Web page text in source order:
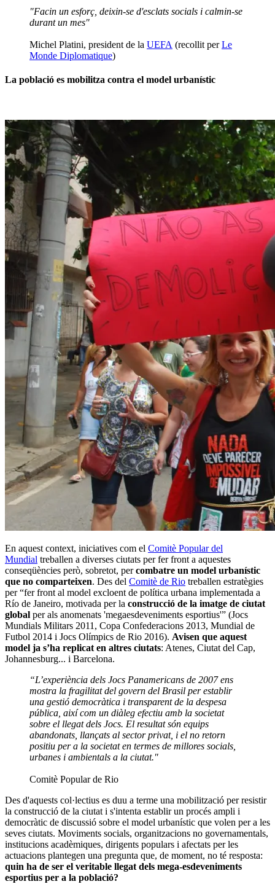
"Facin un esforç, deixin-se d'esclats socials i calmin-se
durant un mes"
Michel Platini, president de la UEFA (recollit perLe
Monde Diplomatique)
La població es mobilitza contra el model urbanístic
En aquest context, iniciatives com el Comitè Popular del
Mundial treballen a diverses ciutats per fer front a aquestes
conseqüències però, sobretot, percombatre un model urbanístic
que no comparteixen. Des del Comitè de Rio treballen estratègies
per “fer front al model excloent de política urbana implementada a
Río de Janeiro, motivada per la construcció de la imatge de ciutat
global per als anomenats 'megaesdeveniments esportius'” (Jocs
Mundials Militars 2011, Copa Confederacions 2013, Mundial de
Futbol 2014 i Jocs Olímpics de Rio 2016). Avisen que aquest
model ja s’ha replicat en altres ciutats: Atenes, Ciutat del Cap,
Johannesburg... i Barcelona.
“L’experiència dels Jocs Panamericans de 2007 ens
mostra la fragilitat del govern del Brasil per establir
una gestió democràtica i transparent de la despesa
pública, així com un diàleg efectiu amb la societat
sobre el llegat dels Jocs. El resultat són equips
abandonats, llançats al sector privat, i el no retorn
positiu per a la societat en termes de millores socials,
urbanes i ambientals a la ciutat."
Comitè Popular de Rio
Des d'aquests col·lectius es duu a terme una mobilització per resistir
la construcció de la ciutat i s'intenta establir un procés ampli i
democràtic de discussió sobre el model urbanístic que volen per a les
seves ciutats. Moviments socials, organitzacions no governamentals,
institucions acadèmiques, dirigents populars i afectats per les
actuacions plantegen una pregunta que, de moment, no té resposta:
quin ha de ser el veritable llegat dels mega-esdeveniments
esportius per a la població?